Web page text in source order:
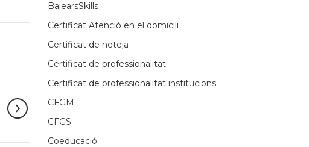
BalearsSkills
Certificat Atenció en el domicili
Certificat de neteja
Certificat de professionalitat
Certificat de professionalitat institucions.
CFGM
CFGS
Coeducació